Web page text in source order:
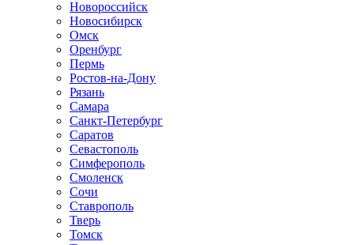
Новороссийск
Новосибирск
Омск
Оренбург
Пермь
Ростов-на-Дону
Рязань
Самара
Санкт-Петербург
Саратов
Севастополь
Симферополь
Смоленск
Сочи
Ставрополь
Тверь
Томск